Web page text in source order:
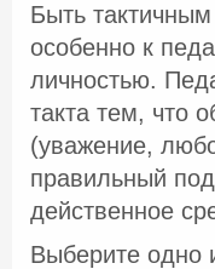
Быть
особенно к
личностью.
такта тем, что
(уважение,
правильный
действенное
Выберите одно